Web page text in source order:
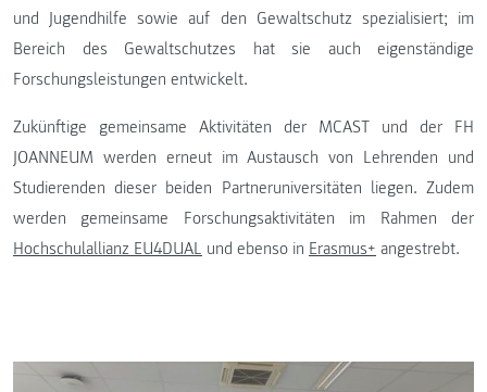
und Jugendhilfe sowie auf den Gewaltschutz spezialisiert; im
Bereich des Gewaltschutzes hat sie auch eigenständige
Forschungsleistungen entwickelt.
Zukünftige gemeinsame Aktivitäten der MCAST und der FH
JOANNEUM werden erneut im Austausch von Lehrenden und
Studierenden dieser beiden Partneruniversitäten liegen. Zudem
werden gemeinsame Forschungsaktivitäten im Rahmen der
Hochschulallianz EU4DUAL und ebenso in Erasmus+ angestrebt.